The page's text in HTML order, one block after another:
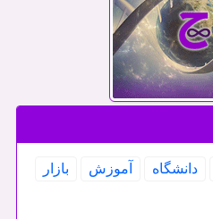
دانشگاه آموزش
بازار